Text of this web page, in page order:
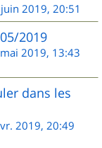
2019, 20:51
2019
2019, 13:43
dans les
2019, 20:49